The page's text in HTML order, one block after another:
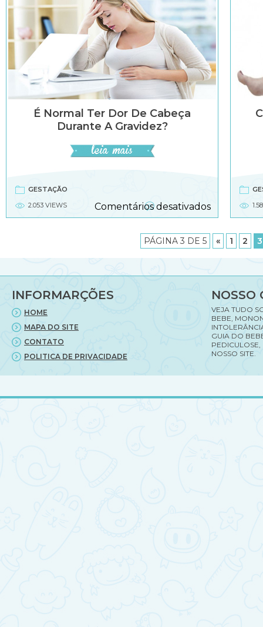
nasais
na
gravidez
É Normal Ter Dor De Cabeça
Durante A Gravidez?
GESTAÇÃO
2.053 VIEWS
Comentários desativadosem
É
ter
dor
de
cabeça
a
gravidez?
PÁGINA 3 DE 5 « 1 2 3
INFORMARÇÕES
HOME
MAPA DO SITE
CONTATO
POLITICA DE PRIVACIDADE
NOSSO
VEJA TUDO
BEBE,
GUIA DO
PEDICULOSE,
NOSSO SITE.